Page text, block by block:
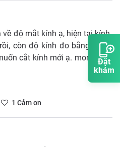
Đặt
khám
độ mắt kính ạ, hiện tại kính
còn độ kính đo bằng khúc
cắt kính mới ạ. mong các
1 Cảm ơn